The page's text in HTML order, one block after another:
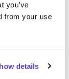
you’ve
from your use
detailsPreviousNext